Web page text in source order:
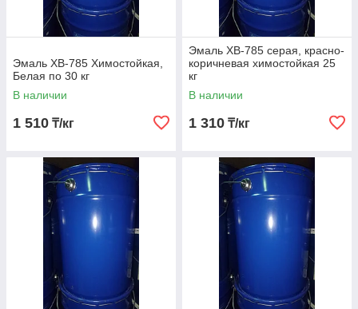
Эмаль ХВ-785 Химостойкая,
Белая по 30 кг
В наличии
1 510 ₸/кг
Эмаль ХВ-785 серая, красно-
коричневая химостойкая 25
кг
В наличии
1 310 ₸/кг